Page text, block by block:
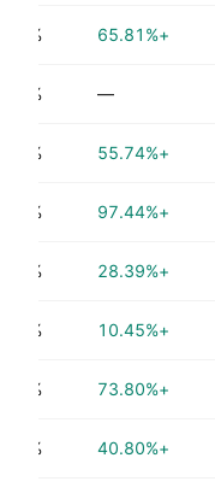
+65.81%
—
+55.74%
+97.44%
+28.39%
+10.45%
+73.80%
+40.80%